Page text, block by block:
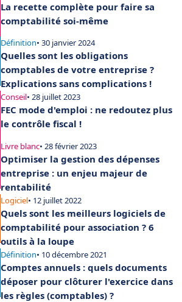
La recette complète pour faire sa
comptabilité soi-même
Définition• 30 janvier 2024
Quelles sont les obligations
comptables de votre entreprise ?
Explications sans complications !
Conseil• 28 juillet 2023
FEC mode d'emploi : ne redoutez plus
le contrôle fiscal !
Livre blanc• 28 février 2023
Optimiser la gestion des dépenses
entreprise : un enjeu majeur de
rentabilité
Logiciel• 12 juillet 2022
Quels sont les meilleurs logiciels de
comptabilité pour association ? 6
outils à la loupe
Définition• 10 décembre 2021
Comptes annuels : quels documents
déposer pour clôturer l'exercice dans
les règles (comptables) ?